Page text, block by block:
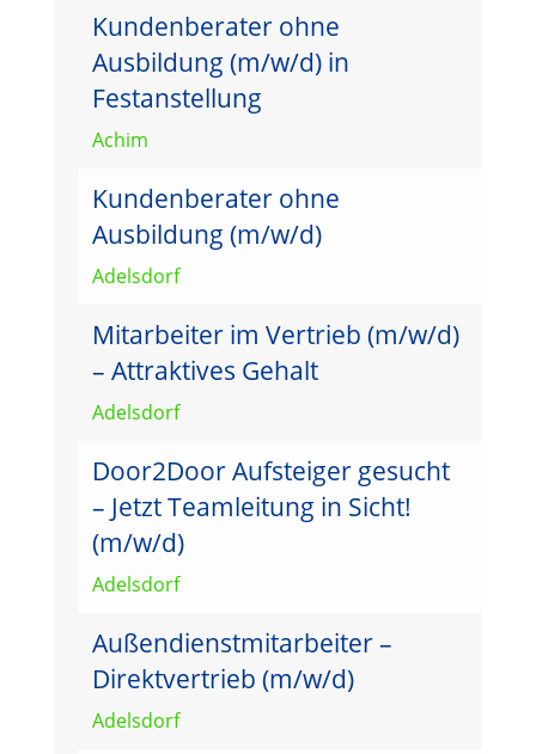
Kundenberater ohne
Ausbildung (m/w/d) in
Festanstellung
Achim
Kundenberater ohne
Ausbildung (m/w/d)
Adelsdorf
Mitarbeiter im Vertrieb (m/w/d)
– Attraktives Gehalt
Adelsdorf
Door2Door Aufsteiger gesucht
– Jetzt Teamleitung in Sicht!
(m/w/d)
Adelsdorf
Außendienstmitarbeiter –
Direktvertrieb (m/w/d)
Adelsdorf